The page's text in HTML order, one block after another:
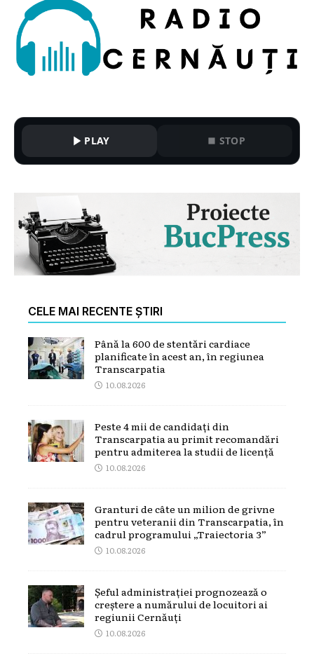
PLAY STOP
CELE MAI RECENTE ȘTIRI
Până la 600 de stentări cardiace
planificate în acest an, în regiunea
Transcarpatia
10.08.2026
Peste 4 mii de candidați din
Transcarpatia au primit recomandări
pentru admiterea la studii de licență
10.08.2026
Granturi de câte un milion de grivne
pentru veteranii din Transcarpatia, în
cadrul programului „Traiectoria 3”
10.08.2026
Șeful administrației prognozează o
creștere a numărului de locuitori ai
regiunii Cernăuți
10.08.2026